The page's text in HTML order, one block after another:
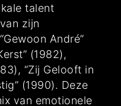
talent
zijn
André”
(1982),
“Zij Gelooft in
(1990). Deze
van emotionele